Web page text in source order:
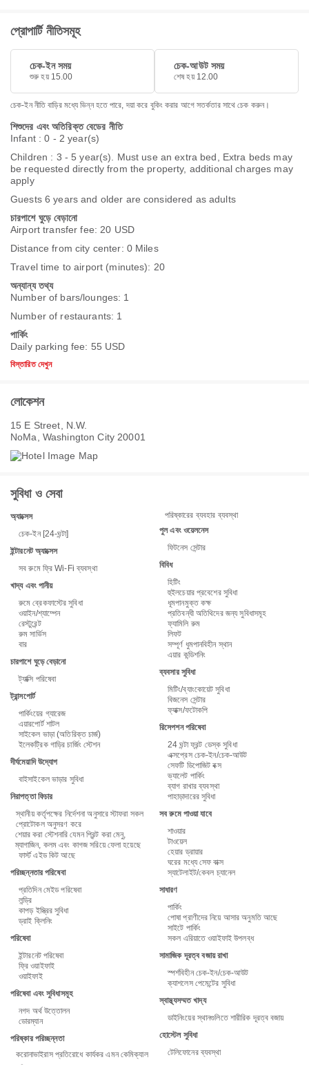
প্রোপার্টি নীতিসমূহ
চেক-ইন সময়
শুরু হয় 15.00
চেক-আউট সময়
শেষ হয় 12.00
চেক-ইন নীতি বাড়ির মধ্যে ভিন্ন হতে পারে, দয়া করে বুকিং করার আগে সতর্কতার সাথে চেক করুন।
শিশুদের এবং অতিরিক্ত বেডের নীতি
Infant : 0 - 2 year(s)
Children : 3 - 5 year(s). Must use an extra bed, Extra beds may
be requested directly from the property, additional charges may
apply
Guests 6 years and older are considered as adults
চারপাশে ঘুড়ে বেড়ানো
Airport transfer fee: 20 USD
Distance from city center: 0 Miles
Travel time to airport (minutes): 20
অন্যান্য তথ্য
Number of bars/lounges: 1
Number of restaurants: 1
পার্কিং
Daily parking fee: 55 USD
বিস্তারিত দেখুন
লোকেশন
15 E Street, N.W.
NoMa, Washington City 20001
সুবিধা ও সেবা
অ্যাক্সেস
চেক-ইন [24-ঘন্টা]
ইন্টারনেট অ্যাক্সেস
সব রুমে ফ্রি Wi-Fi ব্যবস্থা
খাদ্য এবং পানীয়
রুমে ব্রেকফাস্টের সুবিধা
ওয়াইন/শ্যাম্পেন
রেস্টুরেন্ট
রুম সার্ভিস
বার
চারপাশে ঘুড়ে বেড়ানো
ট্যাক্সি পরিষেবা
ট্রান্সপোর্ট
পার্কিংয়ের গ্যারেজ
এয়ারপোর্ট শাটল
সাইকেল ভাড়া (অতিরিক্ত চার্জ)
ইলেকট্রিক গাড়ির চার্জিং স্টেশন
দীর্ঘমেয়াদি উদ্যোগ
বাইসাইকেল ভাড়ার সুবিধা
নিরাপত্তা ফিচার
স্থানীয় কর্তৃপক্ষের নির্দেশনা অনুসারে স্টাফরা সকল
প্রোটোকল অনুসরণ করে
শেয়ার করা স্টেশনারি যেমন প্রিন্ট করা মেনু,
ম্যাগাজিন, কলম এবং কাগজ সরিয়ে ফেলা হয়েছে
ফার্স্ট এইড কিট আছে
পরিচ্ছন্নতার পরিষেবা
প্রতিদিন মেইড পরিষেবা
লন্ড্রি
কাপড় ইস্ত্রির সুবিধা
ড্রাই ক্লিনিং
পরিষেবা
ইন্টারনেট পরিষেবা
ফ্রি ওয়াইফাই
ওয়াইফাই
পরিষেবা এবং সুবিধাসমূহ
নগদ অর্থ উত্তোলন
ডোরম্যান
পরিষ্কার পরিচ্ছন্নতা
করোনাভাইরাস প্রতিরোধে কার্যকর এমন কেমিক্যাল
পরিষ্কারের ব্যবহার ব্যবস্থা
পুল এবং ওয়েলনেস
ফিটনেস সেন্টার
বিবিধ
হিটিং
হুইলচেয়ার প্রবেশের সুবিধা
ধূমপানমুক্ত কক্ষ
প্রতিবন্ধী অতিথিদের জন্য সুবিধাসমূহ
ফ্যামিলি রুম
লিফট
সম্পূর্ণ ধুমপানবিহীন স্থান
এয়ার কন্ডিশনিং
ব্যবসার সুবিধা
মিটিং/ব্যাংকোয়েট সুবিধা
বিজনেস সেন্টার
ফ্যাক্স/ফটোকপি
রিসেপশন পরিষেবা
24 ঘন্টা ফ্রন্ট ডেস্ক সুবিধা
এক্সপ্রেস চেক-ইন/চেক-আউট
সেফটি ডিপোজিট বক্স
ভ্যালেট পার্কিং
ব্যাগ রাখার ব্যবস্থা
পাহাড়াদারের সুবিধা
সব রুমে পাওয়া যাবে
শাওয়ার
টাওয়েল
হেয়ার ড্রায়ার
ঘরের মধ্যে সেফ বাক্স
স্যাটেলাইট/কেবল চ্যানেল
সাধারণ
পার্কিং
পোষা প্রাণীদের নিয়ে আসার অনুমতি আছে
সাইটে পার্কিং
সকল এরিয়াতে ওয়াইফাই উপলব্ধ
সামাজিক দূরত্ব বজায় রাখা
স্পর্শবিহীন চেক-ইন/চেক-আউট
ক্যাশলেস পেমেন্টের সুবিধা
স্বাস্থ্যসম্মত খাদ্য
ডাইনিংয়ের স্থানগুলিতে শারীরিক দূরত্ব বজায়
হোস্টেল সুবিধা
টেলিফোনের ব্যবস্থা